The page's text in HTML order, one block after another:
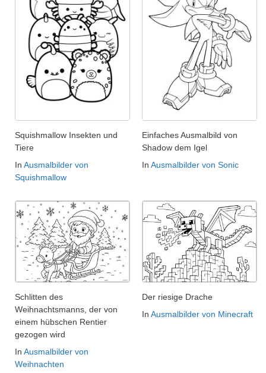
Squishmallow Insekten und
Tiere
In Ausmalbilder von
Squishmallow
Einfaches Ausmalbild von
Shadow dem Igel
In Ausmalbilder von Sonic
Schlitten des
Weihnachtsmanns, der von
einem hübschen Rentier
gezogen wird
In Ausmalbilder von
Weihnachten
Der riesige Drache
In Ausmalbilder von Minecraft